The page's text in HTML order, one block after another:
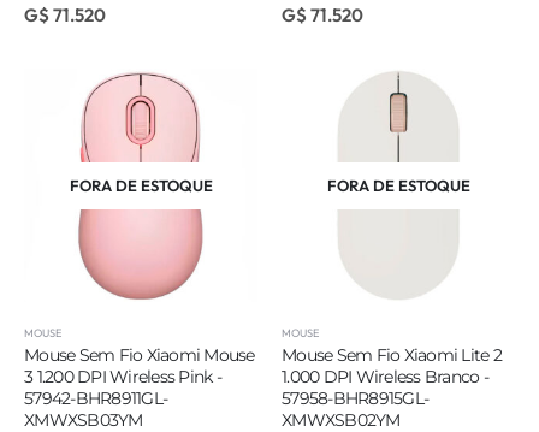
G$ 71.520 G$ 71.520
FORA DE ESTOQUE
MOUSE
Mouse Sem Fio Xiaomi Mouse
3 1.200 DPI Wireless Pink -
57942-BHR8911GL-
XMWXSB03YM
FORA DE ESTOQUE
MOUSE
Mouse Sem Fio Xiaomi Lite 2
1.000 DPI Wireless Branco -
57958-BHR8915GL-
XMWXSB02YM